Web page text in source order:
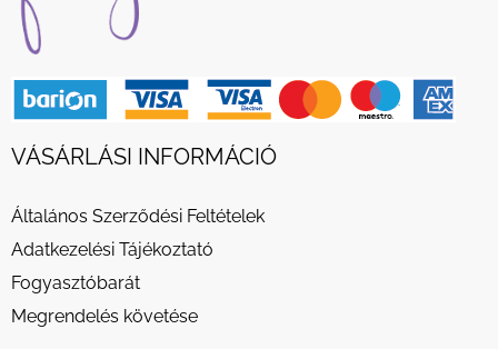
VÁSÁRLÁSI INFORMÁCIÓ
Általános Szerződési Feltételek
Adatkezelési Tájékoztató
Fogyasztóbarát
Megrendelés követése